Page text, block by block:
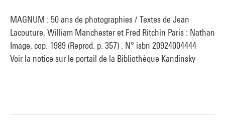
MAGNUM : 50 ans de photographies / Textes de Jean
Lacouture, William Manchester et Fred Ritchin Paris : Nathan
Image, cop. 1989 (Reprod. p. 357) . N° isbn 20924004444
Voir la notice sur le portail de la Bibliothèque Kandinsky